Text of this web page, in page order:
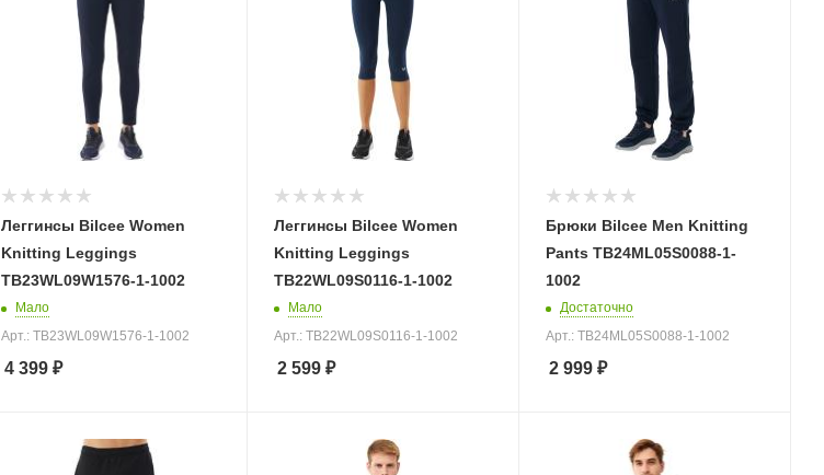
Леггинсы Bilcee Women
Knitting Leggings
TB23WL09W1576-1-1002
Мало
Арт.: TB23WL09W1576-1-1002
4 399 ₽
Леггинсы Bilcee Women
Knitting Leggings
TB22WL09S0116-1-1002
Мало
Арт.: TB22WL09S0116-1-1002
2 599₽
Брюки Bilcee Men Knitting
Pants TB24ML05S0088-1-
1002
Достаточно
Арт.: TB24ML05S0088-1-1002
2 999₽